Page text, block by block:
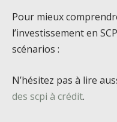
Pour mieux
l’investissement en
scénarios :
N’hésitez pas à lire
des scpi à crédit.